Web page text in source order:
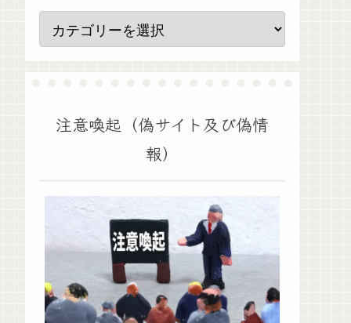
注意喚起（偽サイト及び偽情
報）